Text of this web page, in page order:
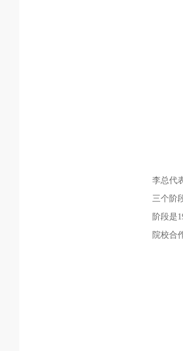
李总代
三个阶
阶段是
院校合